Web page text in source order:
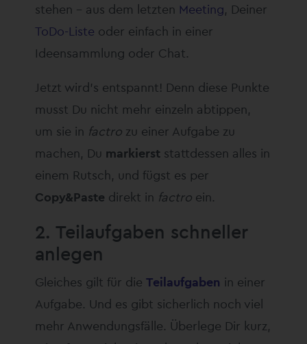
stehen – aus dem letzten Meeting, Deiner
ToDo-Liste oder einfach in einer
Ideensammlung oder Chat.
Jetzt wird’s entspannt! Denn diese Punkte
musst Du nicht mehr einzeln abtippen,
um sie in factro zu einer Aufgabe zu
machen, Du markierst stattdessen alles in
einem Rutsch, und fügst es per
Copy&Paste direkt in factro ein.
2. Teilaufgaben schneller
anlegen
Gleiches gilt für dieTeilaufgaben in einer
Aufgabe. Und es gibt sicherlich noch viel
mehr Anwendungsfälle. Überlege Dir kurz,